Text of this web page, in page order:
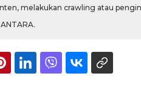
melakukan crawling atau